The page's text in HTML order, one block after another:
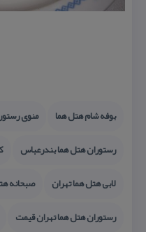
بوفه شام هتل هما
منوی
رستوران هتل هما بندرعباس
لابی هتل هما تهران
صبحانه
رستوران هتل هما تهران قیمت